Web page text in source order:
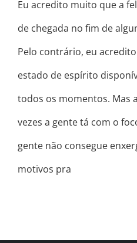
Eu acredito muito que a
de chegada no fim de
Pelo contrário, eu
estado de espírito
todos os momentos. Mas
vezes a gente tá com o
gente não consegue
motivos pra